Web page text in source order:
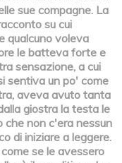
sue compagne. La
su cui
qualcuno voleva
le batteva forte e
sensazione, a cui
sentiva un po' come
aveva avuto tanta
giostra la testa le
non c'era nessun
di iniziare a leggere.
se le avessero